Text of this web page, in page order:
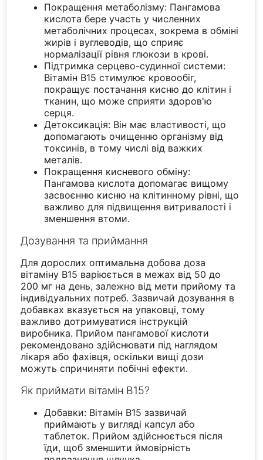
Покращення метаболізму: Пангамова
кислота бере участь у численних
метаболічних процесах, зокрема в обміні
жирів і вуглеводів, що сприяє
нормалізації рівня глюкози в крові.
Підтримка серцево-судинної системи:
Вітамін B15 стимулює кровообіг,
покращує постачання кисню до клітин і
тканин, що може сприяти здоров'ю
серця.
Детоксикація: Він має властивості, що
допомагають очищенню організму від
токсинів, в тому числі від важких
металів.
Покращення кисневого обміну:
Пангамова кислота допомагає вищому
засвоєнню кисню на клітинному рівні, що
важливо для підвищення витривалості і
зменшення втоми.
Дозування та приймання
Для дорослих оптимальна добова доза
вітаміну B15 варіюється в межах від 50 до
200 мг на день, залежно від мети прийому та
індивідуальних потреб. Зазвичай дозування в
добавках вказується на упаковці, тому
важливо дотримуватися інструкцій
виробника. Прийом пангамової кислоти
рекомендовано здійснювати під наглядом
лікаря або фахівця, оскільки вищі дози
можуть спричиняти побічні ефекти.
Як приймати вітамін B15?
Добавки: Вітамін B15 зазвичай
приймають у вигляді капсул або
таблеток. Прийом здійснюється після
їди, щоб зменшити ймовірність